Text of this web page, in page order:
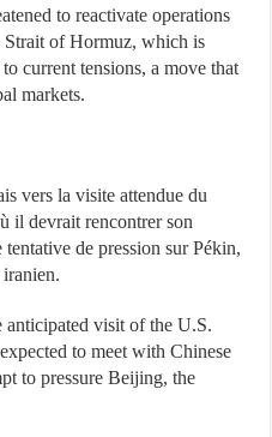
to reactivate operations
Strait of Hormuz, which is
current tensions, a move that
markets.
vers la visite attendue du
il devrait rencontrer son
de pression sur Pékin,
visit of the U.S.
to meet with Chinese
to pressure Beijing, the